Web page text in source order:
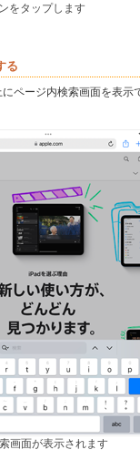
をタップします
る
ページ内検索画面を表示
画面が表示されます